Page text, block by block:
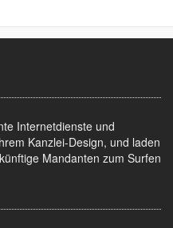
Internetdienste und
Kanzlei-Design, und laden
Mandanten zum Surfen